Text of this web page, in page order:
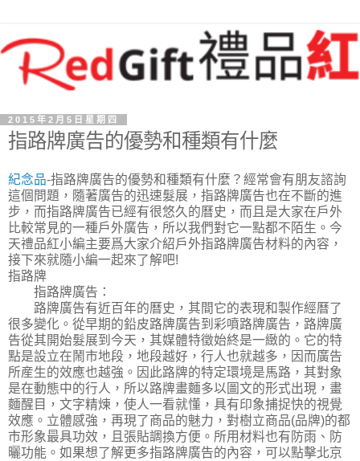
2015年2月5日星期四
指路牌廣告的優勢和種類有什麼
紀念品-指路牌廣告的優勢和種類有什麼？經常會有朋友諮詢
這個問題，隨著廣告的迅速髮展，指路牌廣告也在不斷的進
步，而指路牌廣告已經有很悠久的曆史，而且是大家在戶外
比較常見的一種戶外廣告，所以我們對它一點都不陌生。今
天禮品紅小編主要爲大家介紹戶外指路牌廣告材料的內容，
接下來就隨小編一起來了解吧!
指路牌
指路牌廣告：
路牌廣告有近百年的曆史，其間它的表現和製作經曆了
很多變化。從早期的鉛皮路牌廣告到彩噴路牌廣告，路牌廣
告從其開始髮展到今天，其媒體特徵始終是一緻的。它的特
點是設立在鬧市地段，地段越好，行人也就越多，因而廣告
所産生的效應也越強。因此路牌的特定環境是馬路，其對象
是在動態中的行人，所以路牌畫麵多以圖文的形式出現，畫
麵醒目，文字精煉，使人一看就懂，具有印象捕捉快的視覺
效應。立體感強，再現了商品的魅力，對樹立商品(品牌)的都
市形象最具功效，且張貼調換方便。所用材料也有防雨、防
曬功能。如果想了解更多指路牌廣告的內容，可以點擊北京